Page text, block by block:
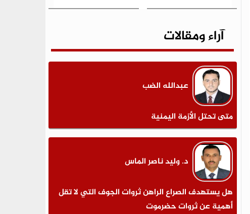
آراء ومقالات
عبدالله الضب
متى تحتل الأزمة اليمنية
د. وليد ناصر الماس
هل يستهدف الصراع الراهن ثروات الجوف التي لا تقل
أهمية عن ثروات حضرموت